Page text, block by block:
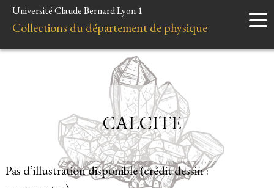
Accueil
Instruments
Liens et ressources
Université Claude Bernard Lyon 1
Collections du département de physique
Pas d’illustration disponible (crédit dessin :
CALCITE